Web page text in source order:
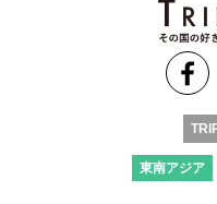
東南アジア